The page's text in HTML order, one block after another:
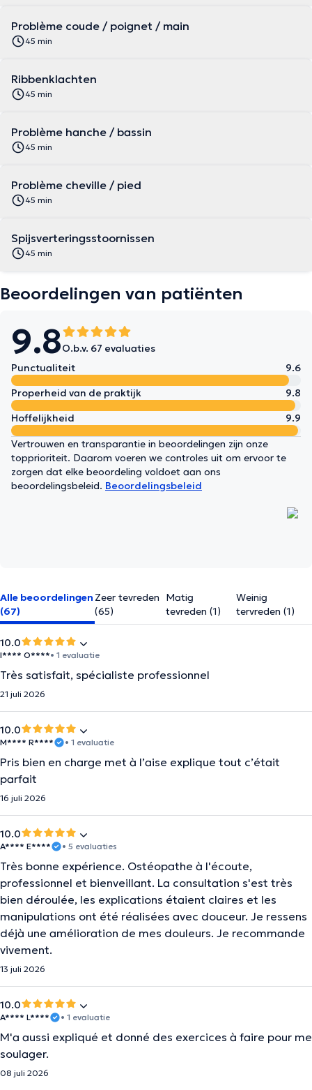
Problème coude / poignet / main
45 min
Ribbenklachten
45 min
Problème hanche / bassin
45 min
Problème cheville / pied
45 min
Spijsverteringsstoornissen
45 min
Beoordelingen van patiënten
9.8O.b.v. 67 evaluaties
Punctualiteit
9.6
Properheid van de praktijk
9.8
Hoffelijkheid
9.9
Vertrouwen en transparantie in beoordelingen zijn onze
topprioriteit. Daarom voeren we controles uit om ervoor te
zorgen dat elke beoordeling voldoet aan ons
beoordelingsbeleid. Beoordelingsbeleid
Alle beoordelingen
(67)
Zeer tevreden
(65)
Matig
tevreden (1)
Weinig
tervreden (1)
10.0
I**** O****• 1 evaluatie
Très satisfait, spécialiste professionnel
21 juli 2026
10.0
M**** R**** • 1 evaluatie
Pris bien en charge met à l’aise explique tout c’était
parfait
16 juli 2026
10.0
A**** E**** • 5 evaluaties
Très bonne expérience. Ostéopathe à l'écoute,
professionnel et bienveillant. La consultation s'est très
bien déroulée, les explications étaient claires et les
manipulations ont été réalisées avec douceur. Je ressens
déjà une amélioration de mes douleurs. Je recommande
vivement.
13 juli 2026
10.0
A**** L**** • 1 evaluatie
M'a aussi expliqué et donné des exercices à faire pour me
soulager.
08 juli 2026